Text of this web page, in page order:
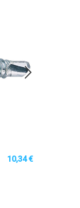
10,34 €